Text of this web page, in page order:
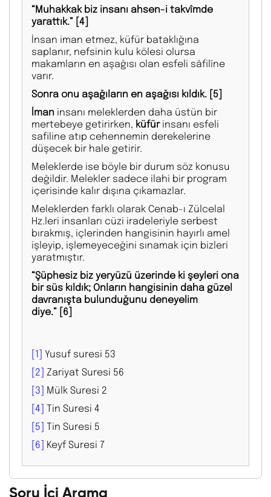
“Muhakkak biz insanı ahsen-i takvîmde
yarattık.” [4]
İnsan iman etmez, küfür bataklığına
saplanır, nefsinin kulu kölesi olursa
makamların en aşağısı olan esfeli sâfilîne
varır.
Sonra onu aşağıların en aşağısı kıldık. [5]
İman insanı meleklerden daha üstün bir
mertebeye getirirken, küfürinsanı esfeli
safiline atıp cehennemin derekelerine
düşecek bir hale getirir.
Meleklerde ise böyle bir durum söz konusu
değildir. Melekler sadece ilahi bir program
içerisinde kalır dışına çıkamazlar.
Meleklerden farklı olarak Cenab-ı Zülcelal
Hz.leri insanları cüzi iradeleriyle serbest
bırakmış, içlerinden hangisinin hayırlı amel
işleyip, işlemeyeceğini sınamak için bizleri
yaratmıştır.
“Şüphesiz biz yeryüzü üzerinde ki şeyleri ona
bir süs kıldık; Onların hangisinin daha güzel
davranışta bulunduğunu deneyelim
diye.” [6]
[1] Yusuf suresi 53
[2] Zariyat Suresi 56
[3] Mülk Suresi 2
[4] Tin Suresi 4
[5] Tin Suresi 5
[6] Keyf Suresi 7
Soru İçi Arama